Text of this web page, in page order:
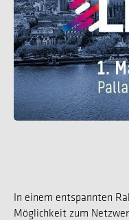
In einem entspannten
Möglichkeit zum